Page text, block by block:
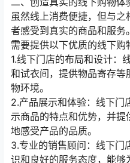
虽然线上消费便捷，但与
者感受到真实的商品和服
需要提供以下优质的线下购
1.线下门店的布局和设计：
和试衣间，提供物品寄存
物环境。
2.产品展示和体验：线下门
示商品的特点和优势，并
地感受产品的品质。
3.专业的销售顾问：线下门
识和良好的服务态度，能